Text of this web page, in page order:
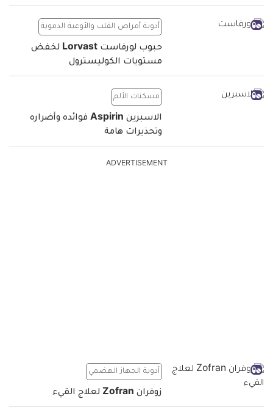
أدوية أمراض القلب والأوعية الدموية
حبوب لورفاست Lorvast لخفض
مستويات الكوليسترول
مسكنات الألم
الاسبرين Aspirin فوائده وأضراره
وتحذيرات هامة
ADVERTISEMENT
أدوية الجهاز الهضمي
زوفران Zofran لعلاج القيء